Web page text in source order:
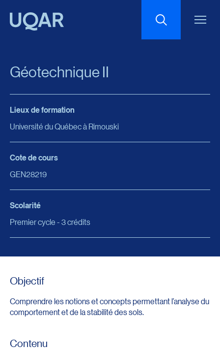
Espacement du texte
Géotechnique II
Lieux de formation
Université du Québec à Rimouski
Cote de cours
GEN28219
Scolarité
Premier cycle - 3 crédits
Objectif
Comprendre les notions et concepts permettant l’analyse du
comportement et de la stabilité des sols.
Contenu